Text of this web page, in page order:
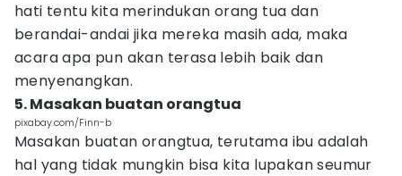
hati tentu kita merindukan orang tua dan
berandai-andai jika mereka masih ada, maka
acara apa pun akan terasa lebih baik dan
menyenangkan.
5. Masakan buatan orangtua
pixabay.com/Finn-b
Masakan buatan orangtua, terutama ibu adalah
hal yang tidak mungkin bisa kita lupakan seumur